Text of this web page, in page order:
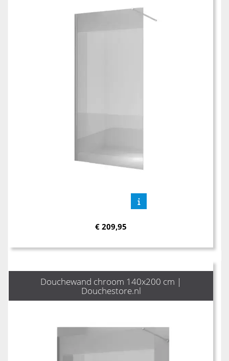
€ 209,95
Douchewand chroom 140x200 cm |
Douchestore.nl